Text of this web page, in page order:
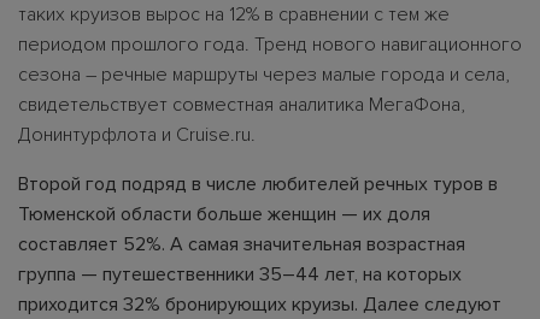
таких круизов вырос на 12% в сравнении с тем же
периодом прошлого года. Тренд нового навигационного
сезона – речные маршруты через малые города и села,
свидетельствует совместная аналитика МегаФона,
Донинтурфлота и Cruise.ru.
Второй год подряд в числе любителей речных туров в
Тюменской области больше женщин — их доля
составляет 52%. А самая значительная возрастная
группа — путешественники 35–44 лет, на которых
приходится 32% бронирующих круизы. Далее следуют